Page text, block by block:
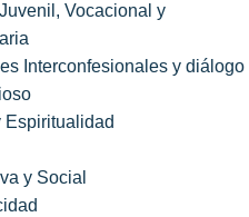
Vocacional y
Interconfesionales y diálogo
Espiritualidad
y Social